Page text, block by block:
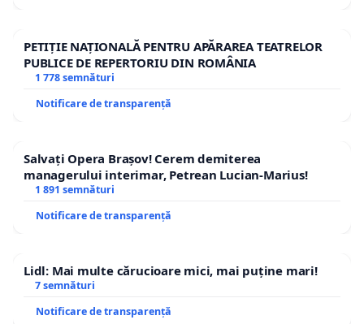
PETIȚIE NAȚIONALĂ PENTRU APĂRAREA TEATRELOR
PUBLICE DE REPERTORIU DIN ROMÂNIA
1 778 semnături
Notificare de transparență
Salvați Opera Brașov! Cerem demiterea
managerului interimar, Petrean Lucian-Marius!
1 891 semnături
Notificare de transparență
Lidl: Mai multe cărucioare mici, mai puține mari!
7 semnături
Notificare de transparență